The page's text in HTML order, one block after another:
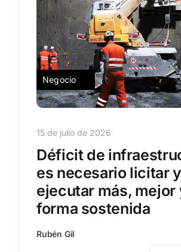
Negocio
15 de julio de 2026
Déficit de
es necesario licitar y
ejecutar más, mejor
forma sostenida
Rubén Gil